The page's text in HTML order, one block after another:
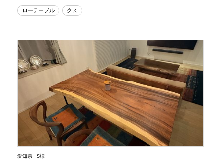
ローテーブル クス
愛知県 S様